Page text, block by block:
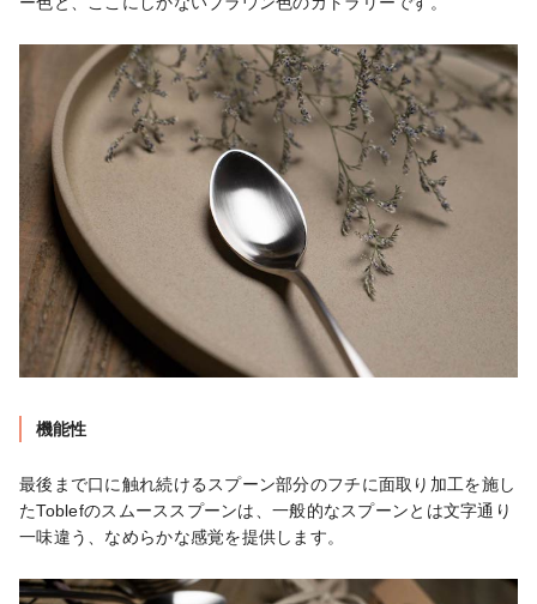
機能性
最後まで口に触れ続けるスプーン部分のフチに面取り加工を施し
たToblefのスムーススプーンは、一般的なスプーンとは文字通り
一味違う、なめらかな感覚を提供します。